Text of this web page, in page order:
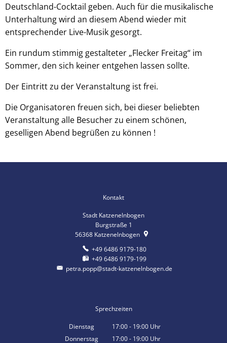
Deutschland-Cocktail geben. Auch für die musikalische
Unterhaltung wird an diesem Abend wieder mit
entsprechender Live-Musik gesorgt.
Ein rundum stimmig gestalteter „Flecker Freitag“ im
Sommer, den sich keiner entgehen lassen sollte.
Der Eintritt zu der Veranstaltung ist frei.
Die Organisatoren freuen sich, bei dieser beliebten
Veranstaltung alle Besucher zu einem schönen,
geselligen Abend begrüßen zu können !
Kontakt
Stadt Katzenelnbogen
Burgstraße 1
56368 Katzenelnbogen
+49 6486 9179-180
+49 6486 9179-199
petra.popp@stadt-katzenelnbogen.de
Sprechzeiten
Dienstag 17:00- 19:00 Uhr
Von 17:00 bis 19:00 Uhr
Donnerstag 17:00- 19:00 Uhr